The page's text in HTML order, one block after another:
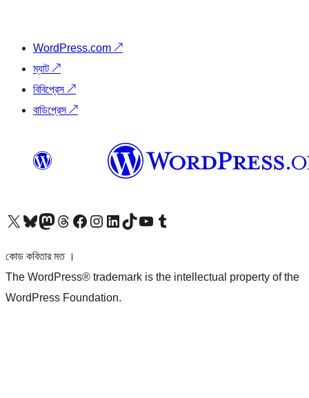
WordPress.com ↗
ম্যাট↗
বিবিপ্রেস↗
বাডিপ্রেস↗
আমাদের X (আগের টুইটার) অ্যাকাউন্টে যানআমাদের Bluesky অ্যাকাউন্টটি দেখুনআমাদের মাস্টোডন অ্যাকাউন্টটি দেখুনআমাদের থ্রেডস অ্যাকাউন্টটি দেখুনআমাদের ফেসবুক পেজ দেখুনআমাদের ইন্সটাগ্রাম অ্যাকাউন্ট দেখুনআমাদের লিঙ্কডইন অ্যাকাউন্টে যানআমাদের TikTok অ্যাকাউন্টটি দেখুনআমাদের ইউটিউব চ্যানেলে যান আমাদের টাম্বলার অ্যাকাউন্ট দেখুন
কোড কবিতার মত ।
The WordPress® trademark is the intellectual property of the
WordPress Foundation.